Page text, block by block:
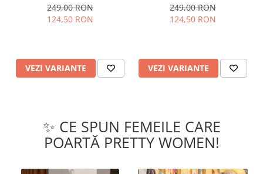
249,00 RON
124,50 RON
VEZI VARIANTE
249,00 RON
124,50 RON
VEZI VARIANTE
✨ CE SPUN FEMEILE CARE
POARTĂ PRETTY WOMEN!